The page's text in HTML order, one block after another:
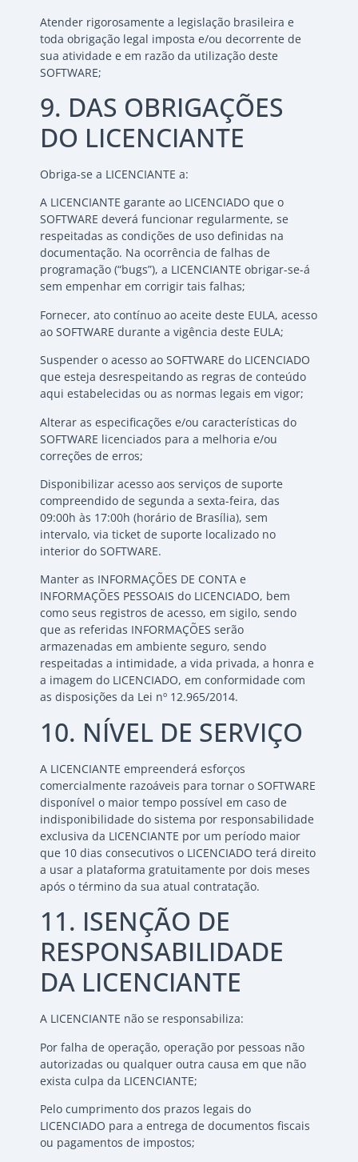
Atender rigorosamente a legislação brasileira e
toda obrigação legal imposta e/ou decorrente de
sua atividade e em razão da utilização deste
SOFTWARE;
9. DAS OBRIGAÇÕES
DO LICENCIANTE
Obriga-se a LICENCIANTE a:
A LICENCIANTE garante ao LICENCIADO que o
SOFTWARE deverá funcionar regularmente, se
respeitadas as condições de uso definidas na
documentação. Na ocorrência de falhas de
programação (“bugs”), a LICENCIANTE obrigar-se-á
sem empenhar em corrigir tais falhas;
Fornecer, ato contínuo ao aceite deste EULA, acesso
ao SOFTWARE durante a vigência deste EULA;
Suspender o acesso ao SOFTWARE do LICENCIADO
que esteja desrespeitando as regras de conteúdo
aqui estabelecidas ou as normas legais em vigor;
Alterar as especificações e/ou características do
SOFTWARE licenciados para a melhoria e/ou
correções de erros;
Disponibilizar acesso aos serviços de suporte
compreendido de segunda a sexta-feira, das
09:00h às 17:00h (horário de Brasília), sem
intervalo, via ticket de suporte localizado no
interior do SOFTWARE.
Manter as INFORMAÇÕES DE CONTA e
INFORMAÇÕES PESSOAIS do LICENCIADO, bem
como seus registros de acesso, em sigilo, sendo
que as referidas INFORMAÇÕES serão
armazenadas em ambiente seguro, sendo
respeitadas a intimidade, a vida privada, a honra e
a imagem do LICENCIADO, em conformidade com
as disposições da Lei nº 12.965/2014.
10. NÍVEL DE SERVIÇO
A LICENCIANTE empreenderá esforços
comercialmente razoáveis para tornar o SOFTWARE
disponível o maior tempo possível em caso de
indisponibilidade do sistema por responsabilidade
exclusiva da LICENCIANTE por um período maior
que 10 dias consecutivos o LICENCIADO terá direito
a usar a plataforma gratuitamente por dois meses
após o término da sua atual contratação.
11. ISENÇÃO DE
RESPONSABILIDADE
DA LICENCIANTE
A LICENCIANTE não se responsabiliza:
Por falha de operação, operação por pessoas não
autorizadas ou qualquer outra causa em que não
exista culpa da LICENCIANTE;
Pelo cumprimento dos prazos legais do
LICENCIADO para a entrega de documentos fiscais
ou pagamentos de impostos;